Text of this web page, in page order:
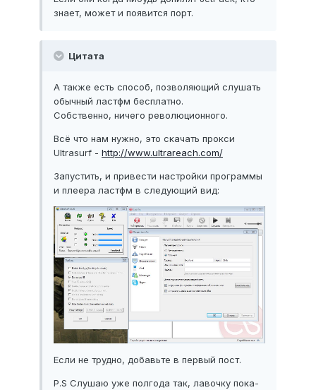
знает, может и появится порт.
Цитата
А также есть способ, позволяющий слушать
обычный ластфм бесплатно.
Собственно, ничего революционного.
Всё что нам нужно, это скачать прокси
Ultrasurf - http://www.ultrareach.com/
Запустить, и привести настройки программы
и плеера ластфм в следующий вид:
Если не трудно, добавьте в первый пост.
P.S Слушаю уже полгода так, лавочку пока-